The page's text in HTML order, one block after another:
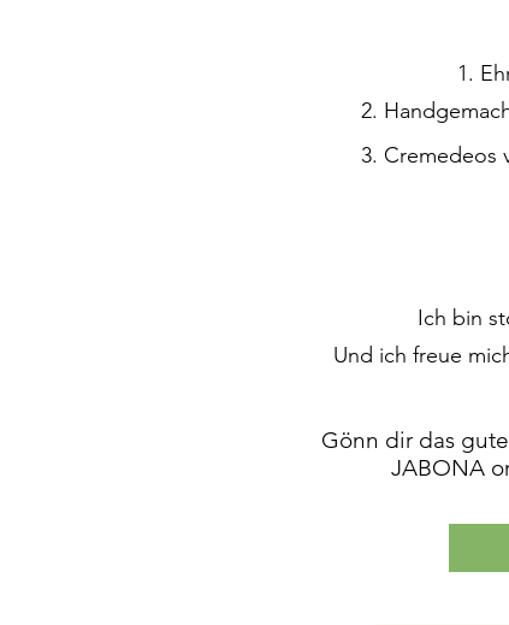
Cremedeos
Ich bin
Und ich freue
Gönn dir das
JABONA